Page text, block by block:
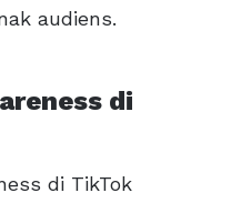
audiens.
di
di TikTok